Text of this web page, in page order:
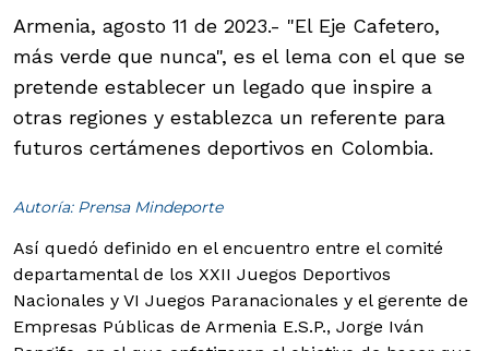
Armenia, agosto 11 de 2023.- "El Eje Cafetero,
más verde que nunca", es el lema con el que se
pretende establecer un legado que inspire a
otras regiones y establezca un referente para
futuros certámenes deportivos en Colombia.
Autoría: Prensa Mindeporte
Así quedó definido en el encuentro entre el comité
departamental de los XXII Juegos Deportivos
Nacionales y VI Juegos Paranacionales y el gerente de
Empresas Públicas de Armenia E.S.P., Jorge Iván